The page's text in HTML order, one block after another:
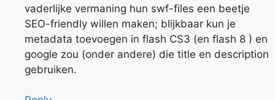
vaderlijke vermaning hun swf-files een beetje
SEO-friendly willen maken; blijkbaar kun je
metadata toevoegen in flash CS3 (en flash 8 ) en
google zou (onder andere) die title en description
gebruiken.